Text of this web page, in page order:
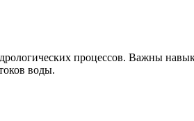
процессов. Важны
воды.